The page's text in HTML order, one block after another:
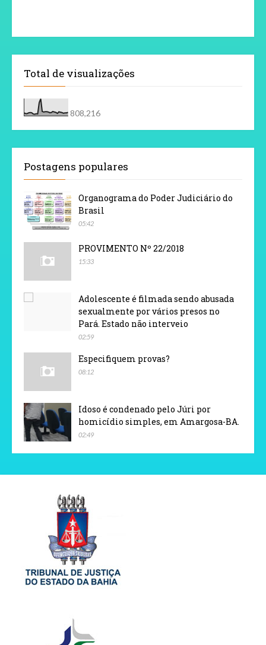
Total de visualizações
808,216
Postagens populares
Organograma do Poder Judiciário do
Brasil
05:42
PROVIMENTO Nº 22/2018
15:33
Adolescente é filmada sendo abusada
sexualmente por vários presos no
Pará. Estado não interveio
02:59
Especifiquem provas?
08:12
Idoso é condenado pelo Júri por
homicídio simples, em Amargosa-BA.
02:49